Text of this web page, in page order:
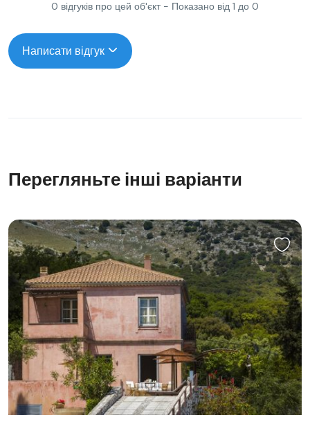
0 відгуків про цей об'єкт - Показано від 1 до 0
Написати відгук
Перегляньте інші варіанти